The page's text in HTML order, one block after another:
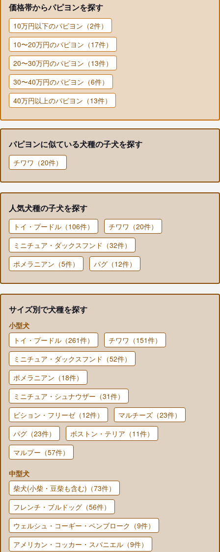
価格帯からパピヨンを探す
10万円以下のパピヨン（2件）
10〜20万円のパピヨン（17件）
20〜30万円のパピヨン（13件）
30〜40万円のパピヨン（6件）
40万円以上のパピヨン（13件）
パピヨンに似ている犬種の子犬を探す
チワワ（20件）
人気犬種の子犬を探す
トイ・プードル（106件）
チワワ（20件）
ミニチュア・ダックスフンド（32件）
ポメラニアン（5件）
パグ（12件）
サイズ別で犬種を探す
小型犬
トイ・プードル（261件）
チワワ（151件）
ミニチュア・ダックスフンド（52件）
ポメラニアン（18件）
ミニチュア・シュナウザー（31件）
ビション・フリーゼ（12件）
マルチーズ（23件）
パグ（23件）
ボストン・テリア（11件）
マルプー（57件）
中型犬
柴犬(小柴・豆柴も含む)（73件）
フレンチ・ブルドッグ（56件）
ウェルシュ・コーギー・ペンブローク（9件）
アメリカン・コッカー・スパニエル（9件）